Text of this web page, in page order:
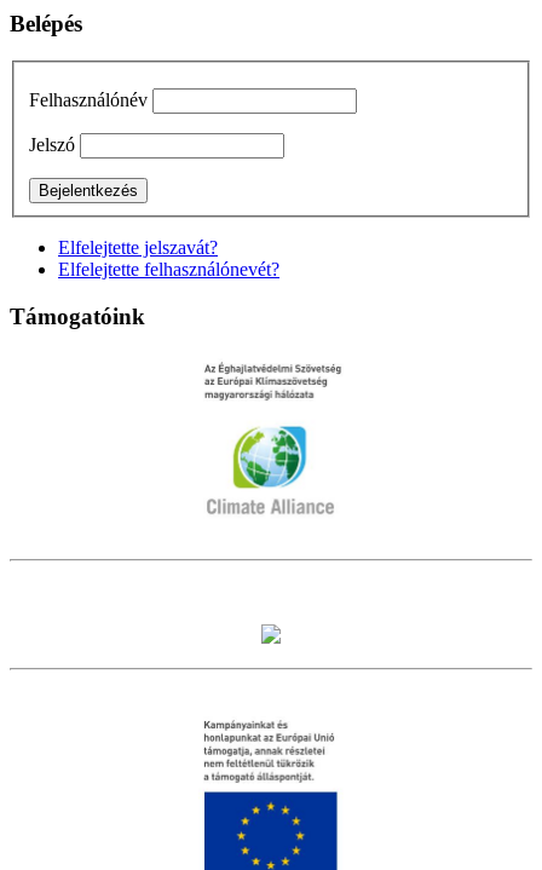
Belépés
Felhasználónév
Jelszó
Elfelejtette jelszavát?
Elfelejtette felhasználónevét?
Támogatóink